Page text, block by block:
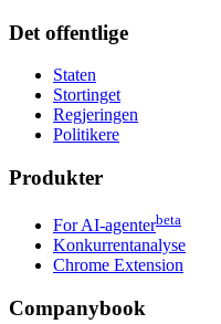
Det offentlige
Staten
Stortinget
Regjeringen
Politikere
Produkter
For AI-agenterbeta
Konkurrentanalyse
Chrome Extension
Companybook